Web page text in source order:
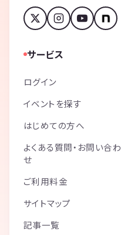
サービス
ログイン
イベントを探す
はじめての方へ
よくある質問・お問い合わ
せ
ご利用料金
サイトマップ
記事一覧